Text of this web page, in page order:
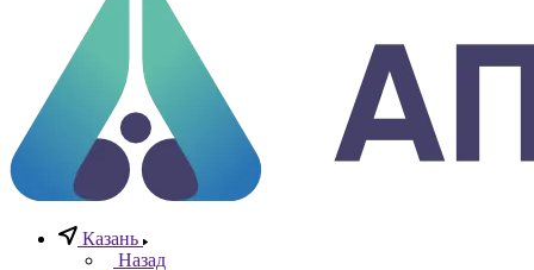
+7 (812) 640-40-13
По всем вопросам
8 800 777 20 78
Отдел неразрушающего контроля
+7 965 786 38 77
Отдел контрольно измерительных приборов
Заказать звонок
0
0
0